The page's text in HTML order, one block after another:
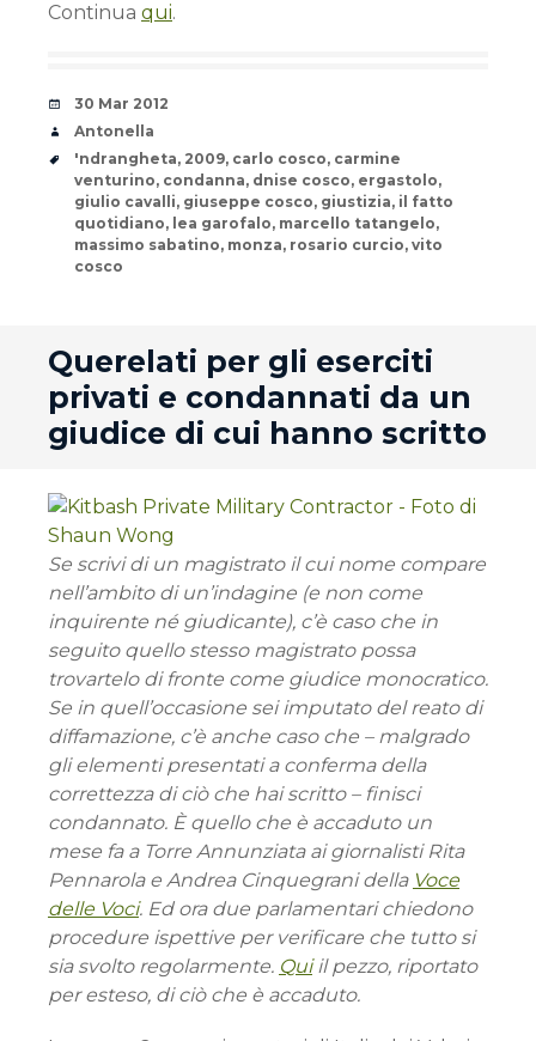
Continua qui.
Date
30 Mar 2012
Author
Antonella
Tags
'ndrangheta, 2009, carlo cosco, carmine
venturino, condanna, dnise cosco, ergastolo,
giulio cavalli, giuseppe cosco, giustizia, il fatto
quotidiano, lea garofalo, marcello tatangelo,
massimo sabatino, monza, rosario curcio, vito
cosco
Querelati per gli eserciti
privati e condannati da un
giudice di cui hanno scritto
Se scrivi di un magistrato il cui nome compare
nell’ambito di un’indagine (e non come
inquirente né giudicante), c’è caso che in
seguito quello stesso magistrato possa
trovartelo di fronte come giudice monocratico.
Se in quell’occasione sei imputato del reato di
diffamazione, c’è anche caso che – malgrado
gli elementi presentati a conferma della
correttezza di ciò che hai scritto – finisci
condannato. È quello che è accaduto un
mese fa a Torre Annunziata ai giornalisti Rita
Pennarola e Andrea Cinquegrani della Voce
delle Voci. Ed ora due parlamentari chiedono
procedure ispettive per verificare che tutto si
sia svolto regolarmente. Quiil pezzo, riportato
per esteso, di ciò che è accaduto.